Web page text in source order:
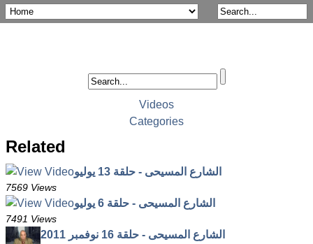
Videos
Categories
Related
الشارع المسيحى - حلقة 13 يوليو
7569 Views
الشارع المسيحى - حلقة 6 يوليو
7491 Views
الشارع المسيحى - حلقة 16 نوفمبر 2011